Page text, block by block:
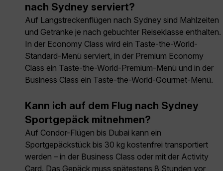
nach Sydney serviert?
Auf Langstreckenflügen nach Sydney sind Mahlzeiten
und Getränke je nach gebuchter Reiseklasse enthalten.
In der Economy Class wird ein Taste-the-World-
Standard-Menü serviert, in der Premium Economy
Class ein Taste-the-World-Premium-Menü und in der
Business Class ein Taste-the-World-Gourmet-Menü.
Kann ich auf dem Flug nach Sydney
Sportgepäck mitnehmen?
Auf Condor-Flügen bis Dubai kann ein
Sportgepäckstück bis 30 kg kostenfrei transportiert
werden – in der Business Class oder mit der Activity
Card. Das Gepäck muss spätestens 8 Stunden vor